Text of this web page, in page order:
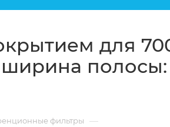
для
ширина
фильтры —